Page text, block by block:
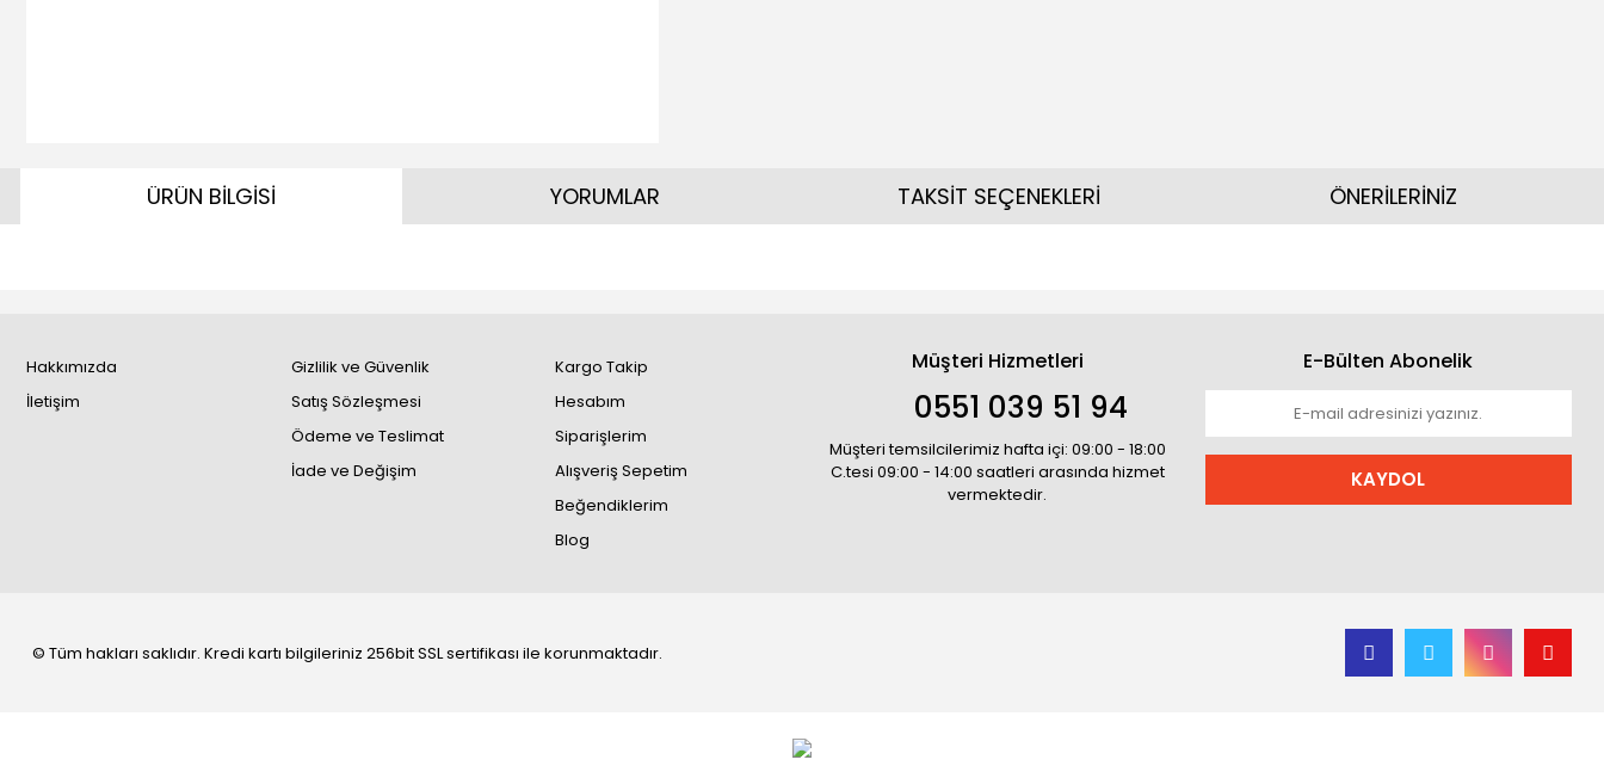
ÜRÜN BİLGİSİ YORUMLAR TAKSİT SEÇENEKLERİ ÖNERİLERİNİZ
Hakkımızda
İletişim
Gizlilik ve Güvenlik
Satış Sözleşmesi
Ödeme ve Teslimat
İade ve Değişim
Kargo Takip
Hesabım
Siparişlerim
Alışveriş Sepetim
Beğendiklerim
Blog
Müşteri Hizmetleri
0551 039 51 94
Müşteri temsilcilerimiz hafta içi: 09:00 - 18:00
C.tesi 09:00 - 14:00 saatleri arasında hizmet
vermektedir.
E-Bülten Abonelik
KAYDOL
© Tüm hakları saklıdır. Kredi kartı bilgileriniz 256bit SSL sertifikası ile korunmaktadır.